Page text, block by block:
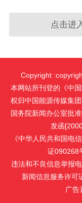
点击进
Copyright
本网站所刊登的《中
权归中国能源传媒集
国务院新闻办公室批
发函
《中华人民共和国电
证090268
违法和不良信息举报
新闻信息服务许可
广告